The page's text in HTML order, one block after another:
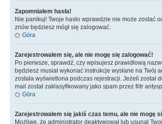
Zapomniałem hasła!
Nie panikuj! Twoje hasło wprawdzie nie może
znów będziesz mógł się zalogować.
Góra
Zarejestrowałem się, ale nie mogę się zalogować!
Po pierwsze, sprawdź, czy wpisujesz prawidłową
będziesz musiał wykonać instrukcje wysłane na
została wyświetlona podczas rejestracji. Jeżeli
mail został zaklasyfikowany jako spam przez filtr
Góra
Zarejestrowałem się jakiś czas temu, ale nie mogę
Możliwe, że administrator deaktywował lub usunął